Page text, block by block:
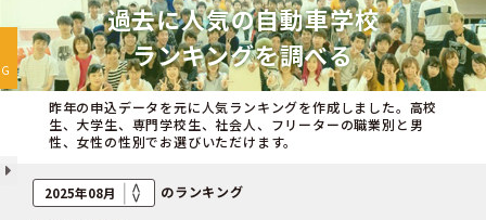
過去に人気の自動車学校
ランキングを調べる
昨年の申込データを元に人気ランキングを作成しました。高校
生、大学生、専門学校生、社会人、フリーターの職業別と男
性、女性の性別でお選びいただけます。
のランキング